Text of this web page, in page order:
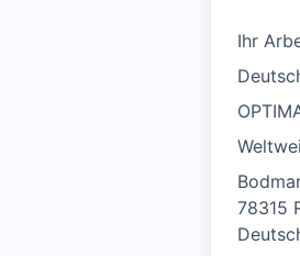
Ihr
78315